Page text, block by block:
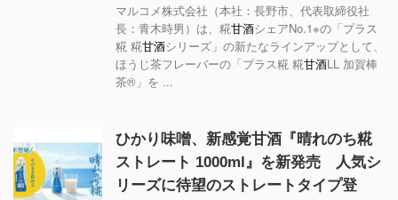
マルコメ株式会社（本社：長野市、代表取締役社
長：青木時男）は、糀甘酒シェアNo.1※の「プラス
糀 糀甘酒シリーズ」の新たなラインアップとして、
ほうじ茶フレーバーの「プラス糀 糀甘酒LL 加賀棒
茶®」を ...
ひかり味噌、新感覚甘酒『晴れのち糀
ストレート 1000ml』を新発売 人気シ
リーズに待望のストレートタイプ登